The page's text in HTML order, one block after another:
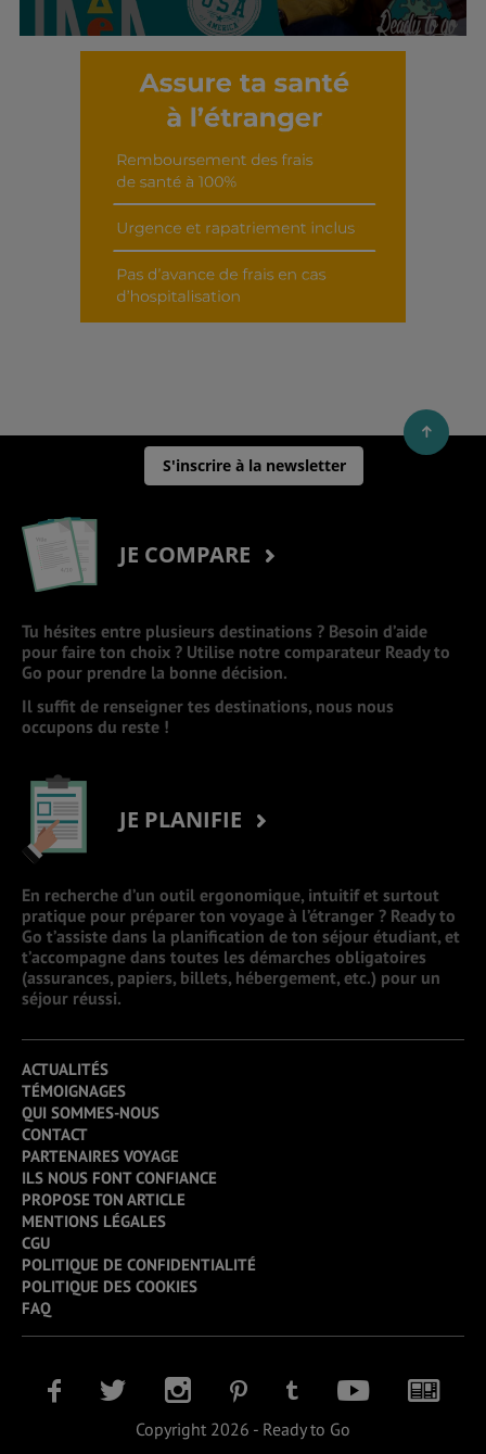
Découvrir cet interview
S'inscrire à la newsletter
JE COMPARE
Tu hésites entre plusieurs destinations ? Besoin d’aide
pour faire ton choix ? Utilise notre comparateur Ready to
Go pour prendre la bonne décision.
Il suffit de renseigner tes destinations, nous nous
occupons du reste !
JE PLANIFIE
En recherche d’un outil ergonomique, intuitif et surtout
pratique pour préparer ton voyage à l’étranger ? Ready to
Go t’assiste dans la planification de ton séjour étudiant, et
t’accompagne dans toutes les démarches obligatoires
(assurances, papiers, billets, hébergement, etc.) pour un
séjour réussi.
ACTUALITÉS
TÉMOIGNAGES
QUI SOMMES-NOUS
CONTACT
PARTENAIRES VOYAGE
ILS NOUS FONT CONFIANCE
PROPOSE TON ARTICLE
MENTIONS LÉGALES
CGU
POLITIQUE DE CONFIDENTIALITÉ
POLITIQUE DES COOKIES
FAQ
Copyright 2026 - Ready to Go